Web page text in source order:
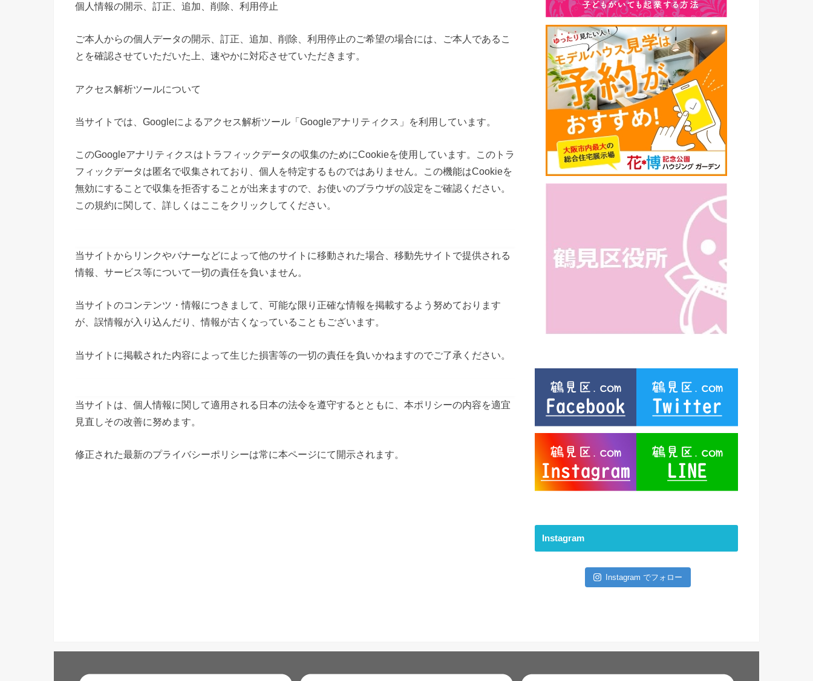
個人情報の開示、訂正、追加、削除、利用停止
ご本人からの個人データの開示、訂正、追加、削除、利用停止のご希望の場合には、ご本人であるこ
とを確認させていただいた上、速やかに対応させていただきます。
アクセス解析ツールについて
当サイトでは、Googleによるアクセス解析ツール「Googleアナリティクス」を利用しています。
このGoogleアナリティクスはトラフィックデータの収集のためにCookieを使用しています。このトラ
フィックデータは匿名で収集されており、個人を特定するものではありません。この機能はCookieを
無効にすることで収集を拒否することが出来ますので、お使いのブラウザの設定をご確認ください。
この規約に関して、詳しくはここをクリックしてください。
当サイトからリンクやバナーなどによって他のサイトに移動された場合、移動先サイトで提供される
情報、サービス等について一切の責任を負いません。
当サイトのコンテンツ・情報につきまして、可能な限り正確な情報を掲載するよう努めております
が、誤情報が入り込んだり、情報が古くなっていることもございます。
当サイトに掲載された内容によって生じた損害等の一切の責任を負いかねますのでご了承ください。
当サイトは、個人情報に関して適用される日本の法令を遵守するとともに、本ポリシーの内容を適宜
見直しその改善に努めます。
修正された最新のプライバシーポリシーは常に本ページにて開示されます。
Instagram
Instagram でフォロー